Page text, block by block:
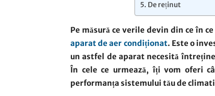
De reținut
Pe măsură ce verile devin din ce în
aparat de aer condiționat. Este o
un astfel de aparat necesită
În cele ce urmează, îți vom oferi
performanța sistemului tău de